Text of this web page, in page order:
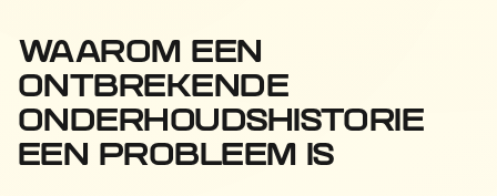
WAAROM EEN
ONTBREKENDE
ONDERHOUDSHISTORIE
EEN PROBLEEM IS